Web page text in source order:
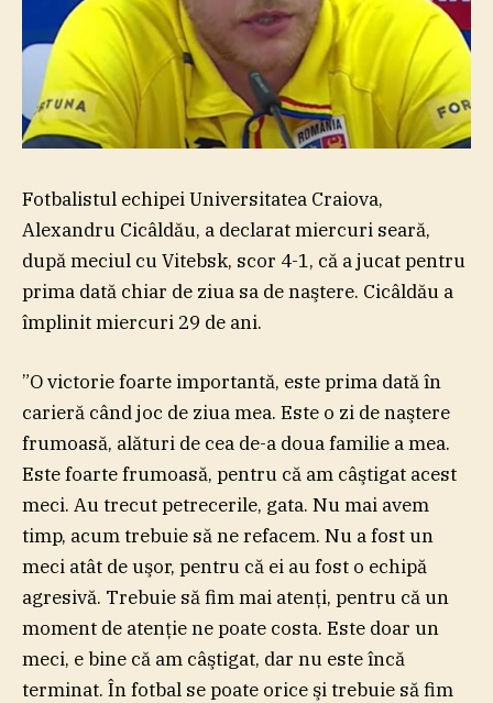
Fotbalistul echipei Universitatea Craiova,
Alexandru Cicâldău, a declarat miercuri seară,
după meciul cu Vitebsk, scor 4-1, că a jucat pentru
prima dată chiar de ziua sa de naştere. Cicâldău a
împlinit miercuri 29 de ani.
”O victorie foarte importantă, este prima dată în
carieră când joc de ziua mea. Este o zi de naştere
frumoasă, alături de cea de-a doua familie a mea.
Este foarte frumoasă, pentru că am câştigat acest
meci. Au trecut petrecerile, gata. Nu mai avem
timp, acum trebuie să ne refacem. Nu a fost un
meci atât de uşor, pentru că ei au fost o echipă
agresivă. Trebuie să fim mai atenţi, pentru că un
moment de atenţie ne poate costa. Este doar un
meci, e bine că am câştigat, dar nu este încă
terminat. În fotbal se poate orice şi trebuie să fim